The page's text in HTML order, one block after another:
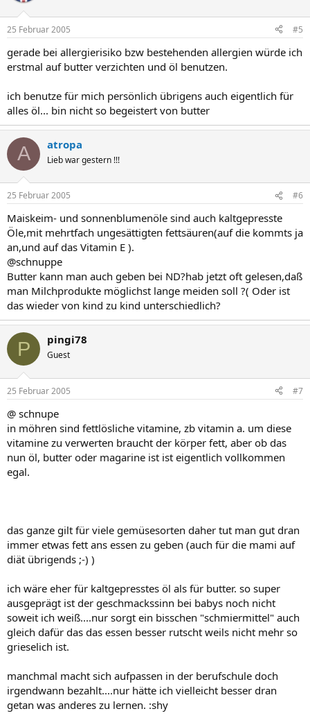
25 Februar 2005 #5
gerade bei allergierisiko bzw bestehenden allergien würde ich
erstmal auf butter verzichten und öl benutzen.
ich benutze für mich persönlich übrigens auch eigentlich für
alles öl... bin nicht so begeistert von butter
A atropa
Lieb war gestern !!!
25 Februar 2005 #6
Maiskeim- und sonnenblumenöle sind auch kaltgepresste
Öle,mit mehrtfach ungesättigten fettsäuren(auf die kommts ja
an,und auf das Vitamin E ).
@schnuppe
Butter kann man auch geben bei ND?hab jetzt oft gelesen,daß
man Milchprodukte möglichst lange meiden soll ?( Oder ist
das wieder von kind zu kind unterschiedlich?
P pingi78
Guest
25 Februar 2005 #7
@ schnupe
in möhren sind fettlösliche vitamine, zb vitamin a. um diese
vitamine zu verwerten braucht der körper fett, aber ob das
nun öl, butter oder magarine ist ist eigentlich vollkommen
egal.
das ganze gilt für viele gemüsesorten daher tut man gut dran
immer etwas fett ans essen zu geben (auch für die mami auf
diät übrigends ;-) )
ich wäre eher für kaltgepresstes öl als für butter. so super
ausgeprägt ist der geschmackssinn bei babys noch nicht
soweit ich weiß....nur sorgt ein bisschen "schmiermittel" auch
gleich dafür das das essen besser rutscht weils nicht mehr so
grieselich ist.
manchmal macht sich aufpassen in der berufschule doch
irgendwann bezahlt....nur hätte ich vielleicht besser dran
getan was anderes zu lernen. :shy